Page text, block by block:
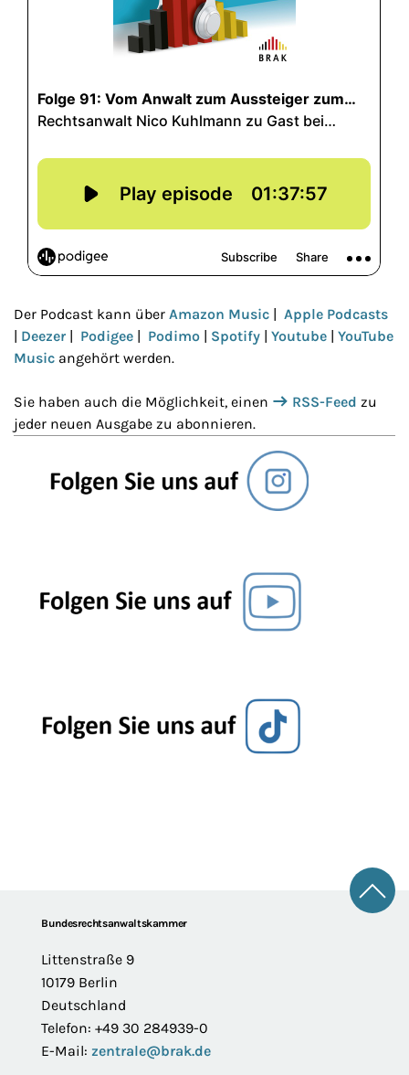
Der Podcast kann über Amazon Music | Apple Podcasts
| Deezer | Podigee | Podimo | Spotify | Youtube | YouTube
Music angehört werden.
Sie haben auch die Möglichkeit, einen RSS-Feed zu
jeder neuen Ausgabe zu abonnieren.
FooterBundesrechtsanwaltskammer
Littenstraße 9
10179 Berlin
Deutschland
Telefon: +49 30 284939-0
E-Mail: zentrale@brak.de